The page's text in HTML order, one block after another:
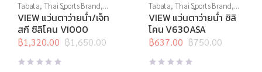
Tabata, Thai Sports Brand,
View,กีฬาทางน้ำ,แว่นตาว่าย
น้ำ,แว่นตาว่ายน้ำทั่วไป
VIEW แว่นตาว่ายน้ำ/เจ็ท
สกี ซิลิโคน V1000
฿1,650.00
Original
price
was:
฿1,320.00
Current
price
is:
Tabata, Thai Sports Brand,
View,กีฬาทางน้ำ,แว่นตาว่าย
น้ำ,แว่นตาว่ายน้ำทั่วไป
VIEW แว่นตาว่ายน้ำ ซิลิ
โคน V630ASA
฿750.00
Original
price
was:
฿637.00
Current
price
is: